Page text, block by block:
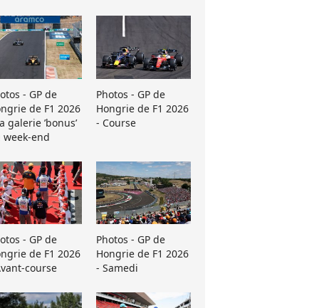
- GP de
de F1 2026
galerie ’bonus’
week-end
Photos - GP de
Hongrie de F1 2026
- Course
- GP de
de F1 2026
course
Photos - GP de
Hongrie de F1 2026
- Samedi